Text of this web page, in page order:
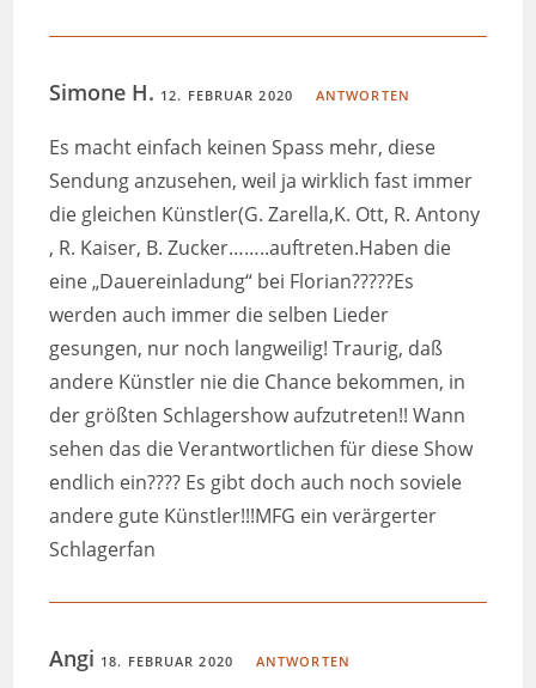
Simone H. 12. FEBRUAR 2020 ANTWORTEN
Es macht einfach keinen Spass mehr, diese
Sendung anzusehen, weil ja wirklich fast immer
die gleichen Künstler(G. Zarella,K. Ott, R. Antony
, R. Kaiser, B. Zucker……..auftreten.Haben die
eine „Dauereinladung“ bei Florian?????Es
werden auch immer die selben Lieder
gesungen, nur noch langweilig! Traurig, daß
andere Künstler nie die Chance bekommen, in
der größten Schlagershow aufzutreten!! Wann
sehen das die Verantwortlichen für diese Show
endlich ein???? Es gibt doch auch noch soviele
andere gute Künstler!!!MFG ein verärgerter
Schlagerfan
Angi 18. FEBRUAR 2020 ANTWORTEN